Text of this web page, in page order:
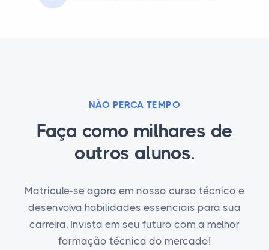
NÃO PERCA TEMPO
Faça como milhares de
outros alunos.
Matricule-se agora em nosso curso técnico e
desenvolva habilidades essenciais para sua
carreira. Invista em seu futuro com a melhor
formação técnica do mercado!